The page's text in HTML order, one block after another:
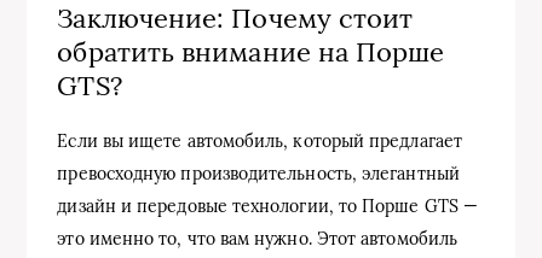
Заключение: Почему стоит
обратить внимание на Порше
GTS?
Если вы ищете автомобиль, который предлагает
превосходную производительность, элегантный
дизайн и передовые технологии, то Порше GTS —
это именно то, что вам нужно. Этот автомобиль